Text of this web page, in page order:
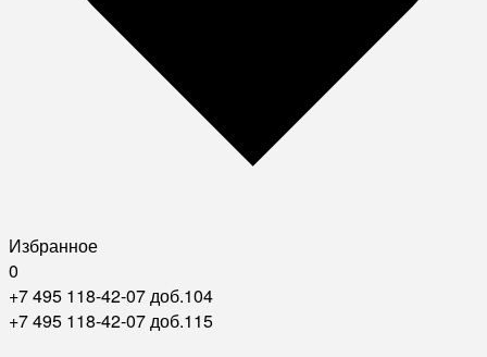
Избранное
0
+7 495 118-42-07 доб.104
+7 495 118-42-07 доб.115